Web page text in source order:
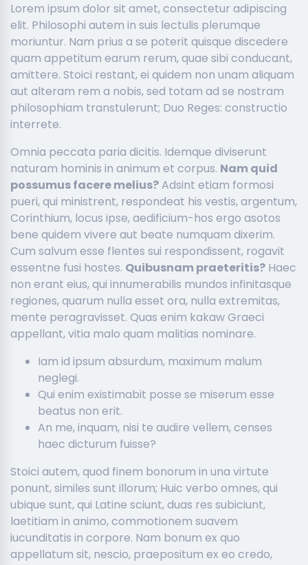
Lorem ipsum dolor sit amet, consectetur adipiscing
elit. Philosophi autem in suis lectulis plerumque
moriuntur. Nam prius a se poterit quisque discedere
quam appetitum earum rerum, quae sibi conducant,
amittere. Stoici restant, ei quidem non unam aliquam
aut alteram rem a nobis, sed totam ad se nostram
philosophiam transtulerunt; Duo Reges: constructio
interrete.
Omnia peccata paria dicitis. Idemque diviserunt
naturam hominis in animum et corpus. Nam quid
possumus facere melius?Adsint etiam formosi
pueri, qui ministrent, respondeat his vestis, argentum,
Corinthium, locus ipse, aedificium-hos ergo asotos
bene quidem vivere aut beate numquam dixerim.
Cum salvum esse flentes sui respondissent, rogavit
essentne fusi hostes. Quibusnam praeteritis? Haec
non erant eius, qui innumerabilis mundos infinitasque
regiones, quarum nulla esset ora, nulla extremitas,
mente peragravisset. Quas enim kakaw Graeci
appellant, vitia malo quam malitias nominare.
Iam id ipsum absurdum, maximum malum
neglegi.
Qui enim existimabit posse se miserum esse
beatus non erit.
An me, inquam, nisi te audire vellem, censes
haec dicturum fuisse?
Stoici autem, quod finem bonorum in una virtute
ponunt, similes sunt illorum; Huic verbo omnes, qui
ubique sunt, qui Latine sciunt, duas res subiciunt,
laetitiam in animo, commotionem suavem
iucunditatis in corpore. Nam bonum ex quo
appellatum sit, nescio, praepositum ex eo credo,